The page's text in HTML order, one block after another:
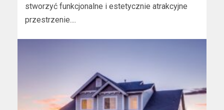
stworzyć funkcjonalne i estetycznie atrakcyjne
przestrzenie....